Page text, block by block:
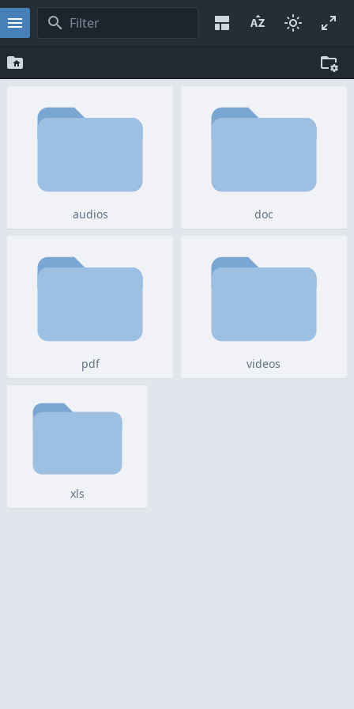
audios doc
pdf videos
xls